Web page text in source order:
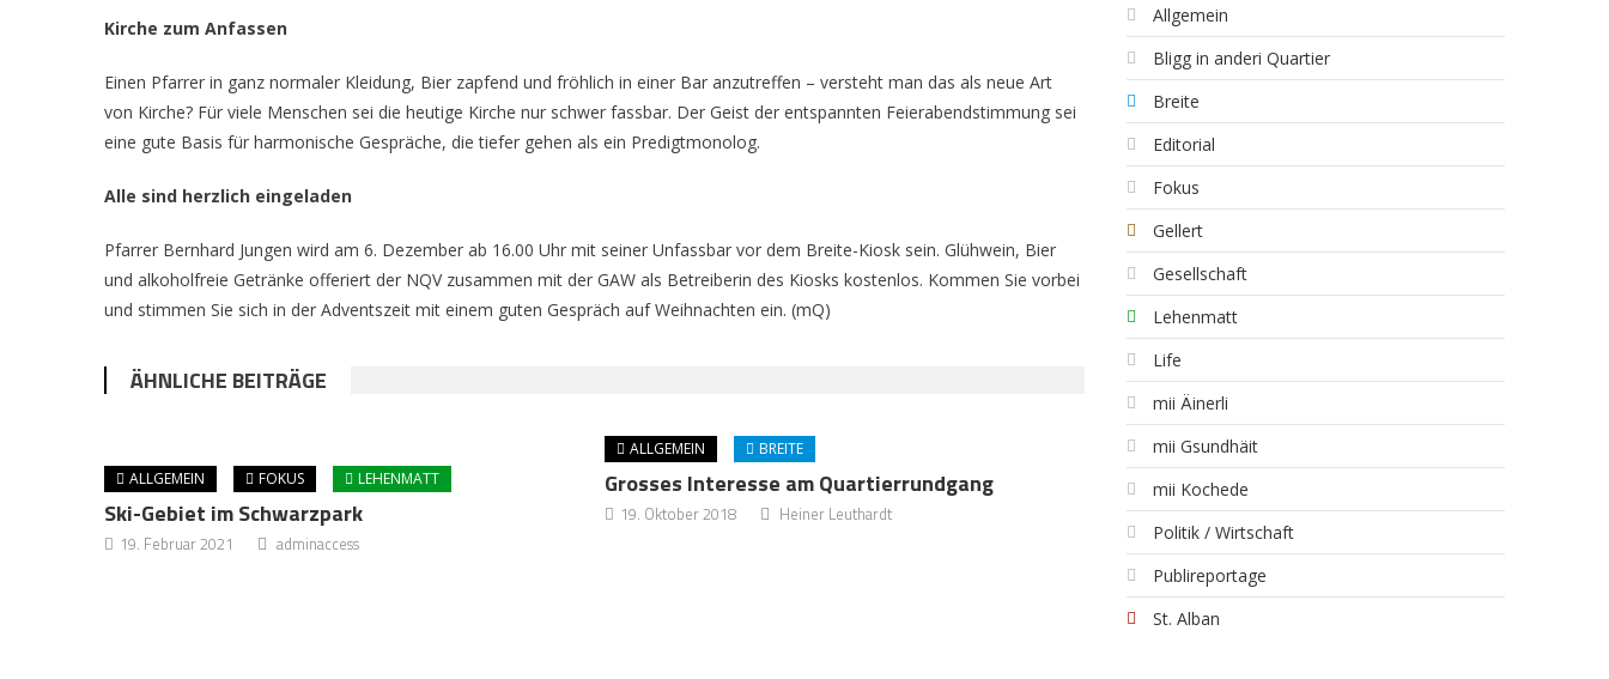
Kirche zum Anfassen
Einen Pfarrer in ganz normaler Kleidung, Bier zapfend und fröhlich in einer Bar anzutreffen – versteht man das als neue Art
von Kirche? Für viele Menschen sei die heutige Kirche nur schwer fassbar. Der Geist der entspannten Feierabendstimmung sei
eine gute Basis für harmonische Gespräche, die tiefer gehen als ein Predigtmonolog.
Alle sind herzlich eingeladen
Pfarrer Bernhard Jungen wird am 6. Dezember ab 16.00 Uhr mit seiner Unfassbar vor dem Breite-Kiosk sein. Glühwein, Bier
und alkoholfreie Getränke offeriert der NQV zusammen mit der GAW als Betreiberin des Kiosks kostenlos. Kommen Sie vorbei
und stimmen Sie sich in der Adventszeit mit einem guten Gespräch auf Weihnachten ein. (mQ)
ÄHNLICHE BEITRÄGE
ALLGEMEIN FOKUS LEHENMATT
Ski-Gebiet im Schwarzpark
19. Februar 2021 adminaccess
ALLGEMEIN BREITE
Grosses Interesse am Quartierrundgang
19. Oktober 2018 Heiner Leuthardt
Allgemein
Bligg in anderi Quartier
Breite
Editorial
Fokus
Gellert
Gesellschaft
Lehenmatt
Life
mii Äinerli
mii Gsundhäit
mii Kochede
Politik / Wirtschaft
Publireportage
St. Alban